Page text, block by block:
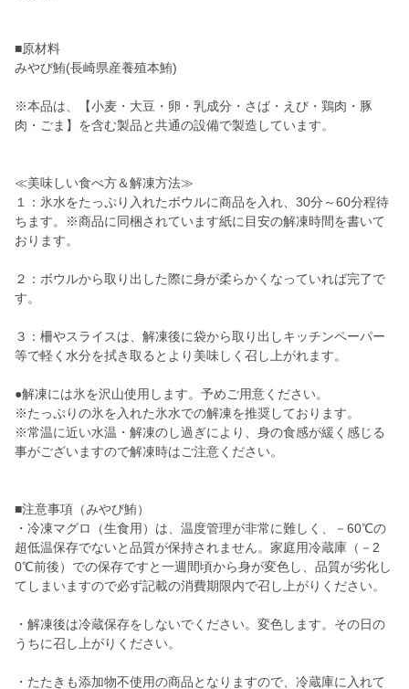
■原材料
みやび鮪(長崎県産養殖本鮪)
※本品は、【小麦・大豆・卵・乳成分・さば・えび・鶏肉・豚
肉・ごま】を含む製品と共通の設備で製造しています。
≪美味しい食べ方＆解凍方法≫
１：氷水をたっぷり入れたボウルに商品を入れ、30分～60分程待
ちます。※商品に同梱されています紙に目安の解凍時間を書いて
おります。
２：ボウルから取り出した際に身が柔らかくなっていれば完了で
す。
３：柵やスライスは、解凍後に袋から取り出しキッチンペーパー
等で軽く水分を拭き取るとより美味しく召し上がれます。
●解凍には氷を沢山使用します。予めご用意ください。
※たっぷりの氷を入れた氷水での解凍を推奨しております。
※常温に近い水温・解凍のし過ぎにより、身の食感が緩く感じる
事がございますので解凍時はご注意ください。
■注意事項（みやび鮪）
・冷凍マグロ（生食用）は、温度管理が非常に難しく、－60℃の
超低温保存でないと品質が保持されません。家庭用冷蔵庫（－2
0℃前後）での保存ですと一週間頃から身が変色し、品質が劣化し
てしまいますので必ず記載の消費期限内で召し上がりください。
・解凍後は冷蔵保存をしないでください。変色します。その日の
うちに召し上がりください。
・たたきも添加物不使用の商品となりますので、冷蔵庫に入れて